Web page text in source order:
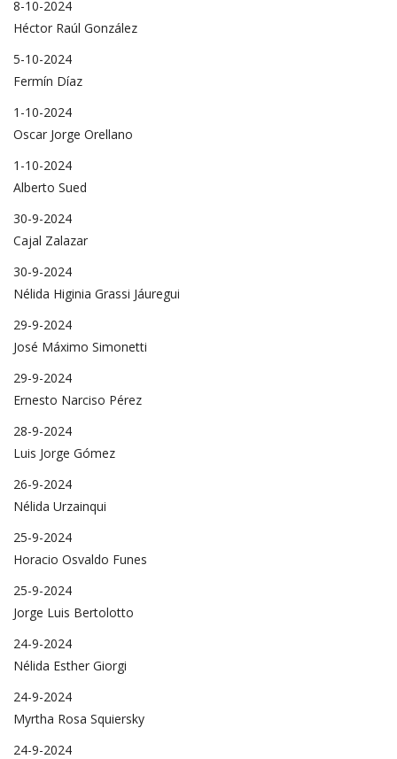
8-10-2024
Héctor Raúl González
5-10-2024
Fermín Díaz
1-10-2024
Oscar Jorge Orellano
1-10-2024
Alberto Sued
30-9-2024
Cajal Zalazar
30-9-2024
Nélida Higinia Grassi Jáuregui
29-9-2024
José Máximo Simonetti
29-9-2024
Ernesto Narciso Pérez
28-9-2024
Luis Jorge Gómez
26-9-2024
Nélida Urzainqui
25-9-2024
Horacio Osvaldo Funes
25-9-2024
Jorge Luis Bertolotto
24-9-2024
Nélida Esther Giorgi
24-9-2024
Myrtha Rosa Squiersky
24-9-2024